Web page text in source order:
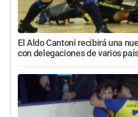
El Aldo Cantoni recibirá una
con delegaciones de varios